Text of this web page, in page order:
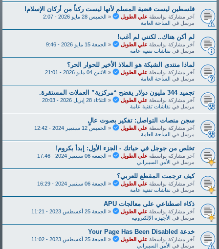
فلسطين ليست قضية المسلم لأنها ليست ركناً من أركان الإسلام!
آخر مشاركة بواسطة علي الطويل « الخميس 28 مايو 2026 - 2:07
مرسل في الساحة العامة
لم أكن هناك.. لكنني لم أغب!
آخر مشاركة بواسطة علي الطويل « الجمعة 15 مايو 2026 - 9:46
مرسل في نقاشات تقنية عامة
لماذا منتدى الشبكة هو الملاذ الأخير للحوار الحر؟
آخر مشاركة بواسطة علي الطويل « الاثنين 04 مايو 2026 - 21:01
مرسل في الساحة العامة
تجميد 344 مليون دولار يفضح “مركزية” العملات المستقرة.
آخر مشاركة بواسطة علي الطويل « الثلاثاء 28 إبريل 2026 - 20:03
مرسل في نقاشات تقنية عامة
سجن منصات التواصل: تفكير بصوت عالٍ
آخر مشاركة بواسطة علي الطويل « الخميس 12 سبتمبر 2024 - 12:42
مرسل في الساحة العامة
تخلص من جوجل في حياتك - الجزء الأول: إبدأ بكروم!
آخر مشاركة بواسطة علي الطويل « الجمعة 06 سبتمبر 2024 - 17:46
مرسل في الأمن السيبراني
كيف ترجمت المقطع للعربي؟
آخر مشاركة بواسطة علي الطويل « الجمعة 06 سبتمبر 2024 - 16:29
مرسل في نقاشات تقنية عامة
ذكاء اصطناعي على معالجات APU
آخر مشاركة بواسطة علي الطويل « الجمعة 25 أغسطس 2023 - 11:21
مرسل في الأجهزة الإلكترونية
خدعة Y‌‌‌o‌‌‌u‌‌‌r‌‌‌ P‌‌‌a‌‌‌‌‌g‌‌‌‌e‌‌‌ H‌‌‌a‌‌‌‌s‌‌‌ B‌‌‌e‌‌‌e‌‌‌‌n‌‌‌ D‌‌‌i‌‌‌s‌‌‌a‌‌‌b‌‌‌l‌‌‌e‌‌‌d‌‌
آخر مشاركة بواسطة علي الطويل « الجمعة 25 أغسطس 2023 - 11:02
مرسل في الأمن السيبراني